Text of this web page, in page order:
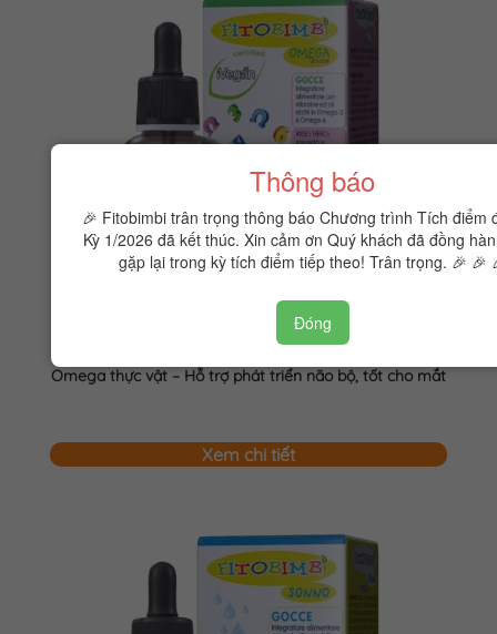
Fitobimbi Omega junior
Omega thực vật – Hỗ trợ phát triển não bộ, tốt cho mắt
Xem chi tiết
Thông báo
🎉 Fitobimbi trân trọng thông báo Chương trình Tích điểm
Kỳ 1/2026 đã kết thúc. Xin cảm ơn Quý khách đã đồng
gặp lại trong kỳ tích điểm tiếp theo! Trân trọng. 🎉 🎉
Đóng